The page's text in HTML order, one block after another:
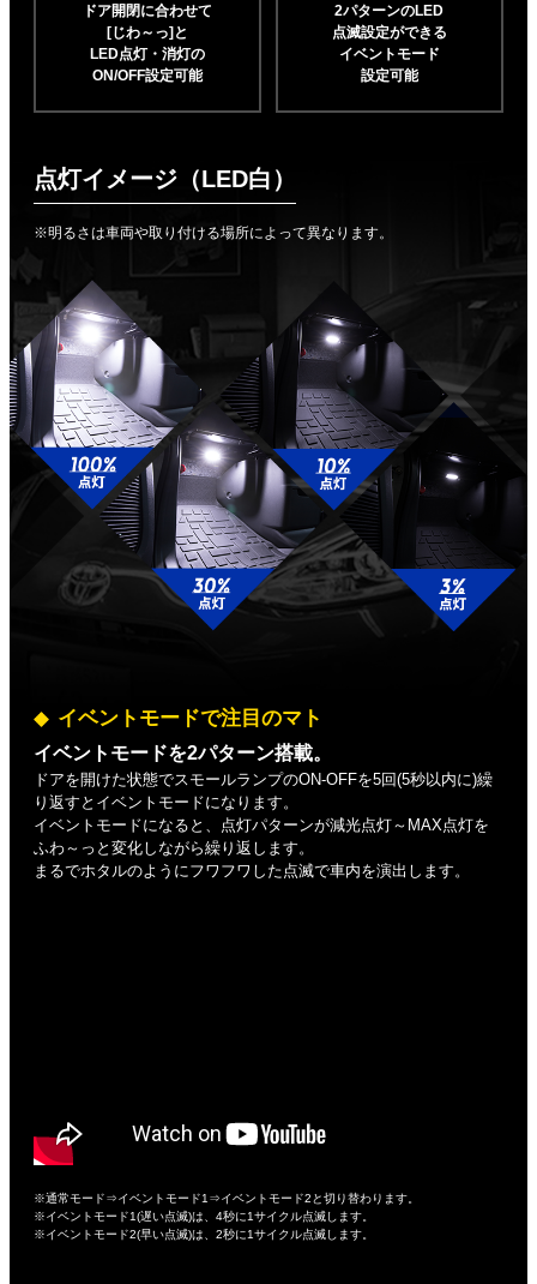
ドア開閉に合わせて
[じわ～っ]と
LED点灯・消灯の
ON/OFF設定可能
2パターンのLED
点滅設定ができる
イベントモード
設定可能
点灯イメージ（LED白）
※明るさは車両や取り付ける場所によって異なります。
イベントモードで注目のマト
イベントモードを2パターン搭載。
ドアを開けた状態でスモールランプのON-OFFを5回(5秒以内に)繰
り返すとイベントモードになります。
イベントモードになると、点灯パターンが減光点灯～MAX点灯を
ふわ～っと変化しながら繰り返します。
まるでホタルのようにフワフワした点滅で車内を演出します。
※通常モード⇒イベントモード1⇒イベントモード2と切り替わります。
※イベントモード1(遅い点滅)は、4秒に1サイクル点滅します。
※イベントモード2(早い点滅)は、2秒に1サイクル点滅します。